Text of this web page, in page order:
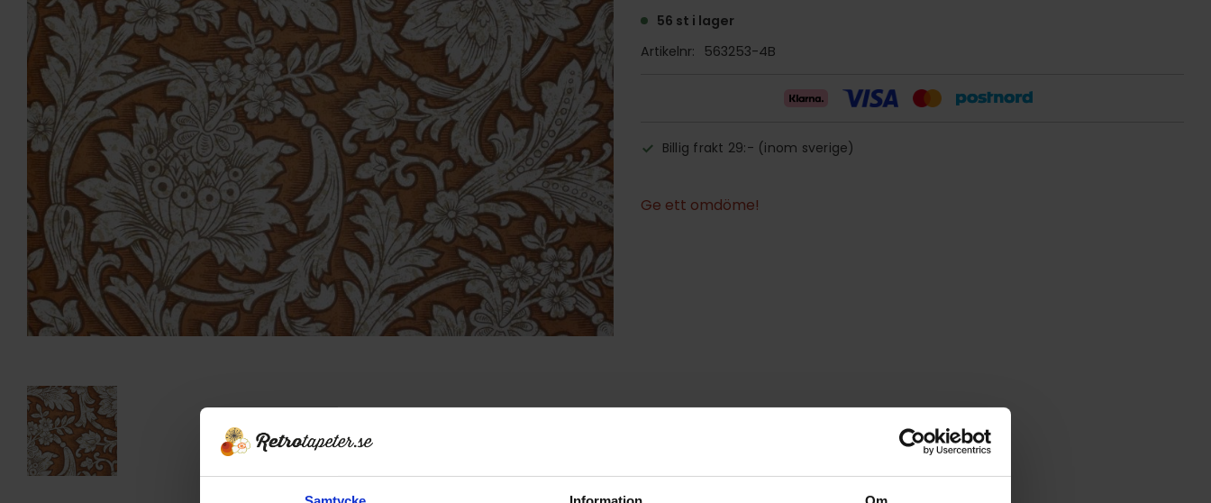
56 st i lager
Artikelnr
563253-4B
Ge ett omdöme!
Billig frakt 29:- (inom sverige)